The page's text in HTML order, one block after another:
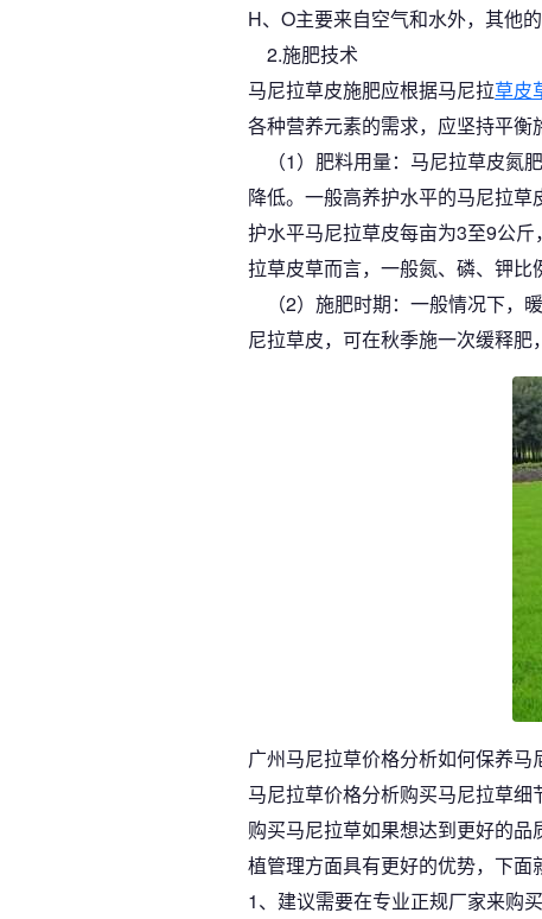
H、O主要来自空气和水外，其他
2.施肥技术
马尼拉草皮施肥应根据马尼拉草皮
各种营养元素的需求，应坚持平衡
（1）肥料用量：马尼拉草皮氮
降低。一般高养护水平的马尼拉
护水平马尼拉草皮每亩为3至9公
拉草皮草而言，一般氮、磷、钾
（2）施肥时期：一般情况下，
尼拉草皮，可在秋季施一次缓释肥
广州马尼拉草价格分析如何保养
马尼拉草价格分析购买马尼拉草细
购买马尼拉草如果想达到更好的
植管理方面具有更好的优势，下面
1、建议需要在专业正规厂家来购